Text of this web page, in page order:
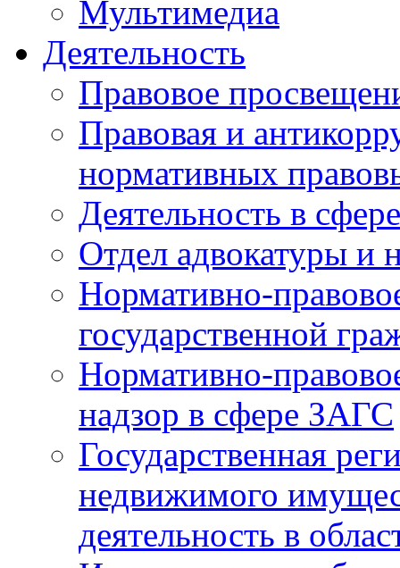
Мультимедиа
Деятельность
Правовое
Правовая и
нормативных
Деятельность в
Отдел адвокатуры и
Нормативно-
государственной
Нормативно-
надзор в сфере ЗАГС
Государственная
недвижимого
деятельность в